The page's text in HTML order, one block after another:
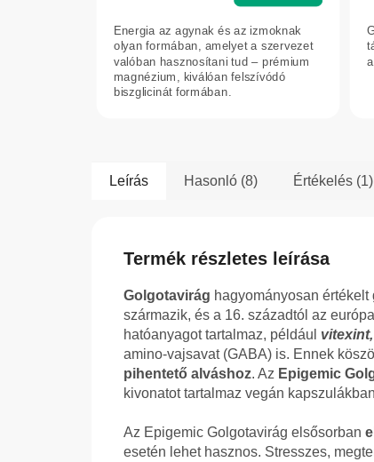
Energia az agynak és az izmoknak
olyan formában, amelyet a szervezet
valóban hasznosítani tud – prémium
magnézium, kiválóan felszívódó
biszglicinát formában.
Leírás Hasonló (8) Értékelés (1)
Termék részletes leírása
Golgotavirág hagyományosan
származik, és a 16. századtól az
hatóanyagot tartalmaz, például
amino-vajsavat (GABA) is. Ennek
pihentető alváshoz. Az Epigemic
kivonatot tartalmaz vegán
Az Epigemic Golgotavirág elsősorban
esetén lehet hasznos. Stresszes,